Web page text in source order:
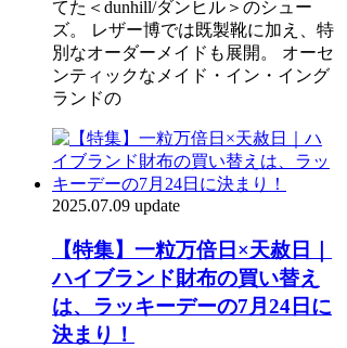
てた＜dunhill/ダンヒル＞のシュー
ズ。 レザー博では既製靴に加え、特
別なオーダーメイドも展開。 オーセ
ンティックなメイド・イン・イング
ランドの
2025.07.09 update
【特集】一粒万倍日×天赦日｜
ハイブランド財布の買い替え
は、ラッキーデーの7月24日に
決まり！